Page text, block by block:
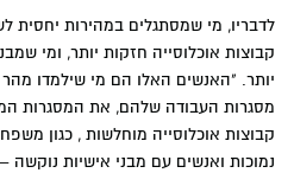
לדבריו, מי שמסתגלים במהירות יחסית
קבוצות אוכלוסייה חזקות יותר, ומי
יותר. "האנשים האלו הם מי שילמדו
מסגרות העבודה שלהם, את המסגרות
קבוצות אוכלוסייה מוחלשות , כגון
נמוכות ואנשים עם מבני אישיות נוקשה